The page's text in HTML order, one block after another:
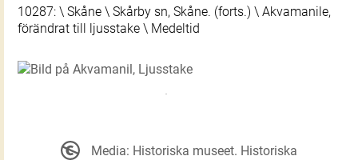
10287: \ Skåne \ Skårby sn, Skåne. (forts.) \ Akvamanile,
förändrat till ljusstake \ Medeltid
Media: Historiska museet. Historiska